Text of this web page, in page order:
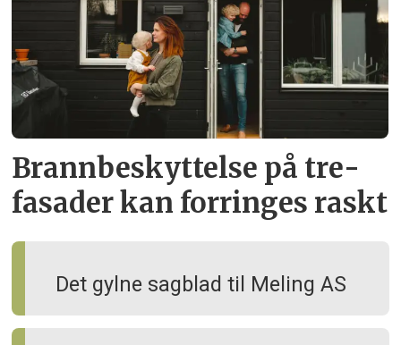
Brann­beskyttelse på tre­
fasader kan forringes raskt
Det gylne sagblad til Meling AS